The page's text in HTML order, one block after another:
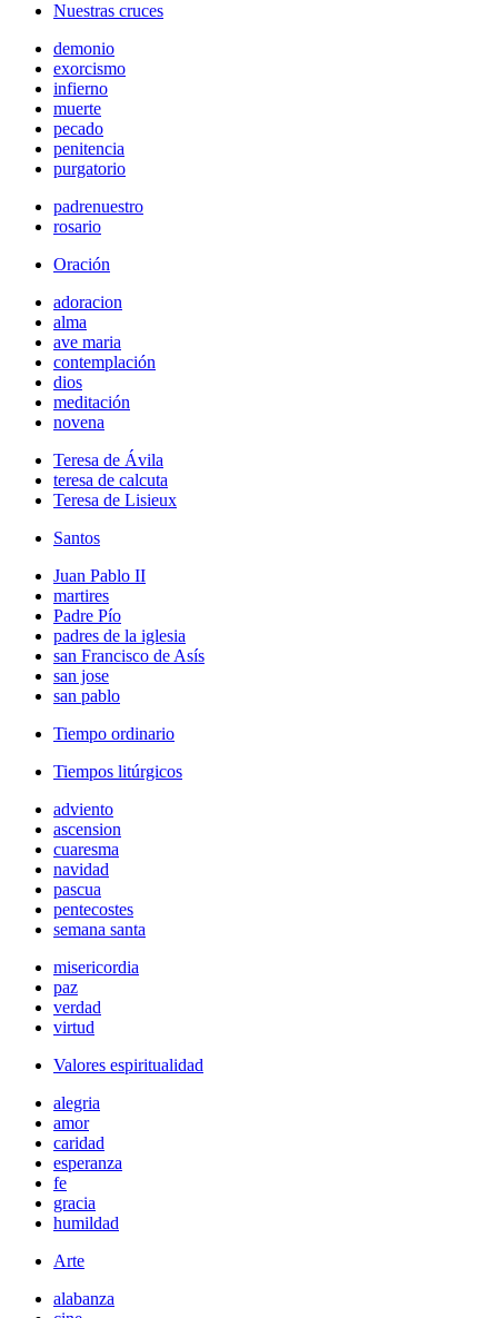
Nuestras cruces
demonio
exorcismo
infierno
muerte
pecado
penitencia
purgatorio
padrenuestro
rosario
Oración
adoracion
alma
ave maria
contemplación
dios
meditación
novena
Teresa de Ávila
teresa de calcuta
Teresa de Lisieux
Santos
Juan Pablo II
martires
Padre Pío
padres de la iglesia
san Francisco de Asís
san jose
san pablo
Tiempo ordinario
Tiempos litúrgicos
adviento
ascension
cuaresma
navidad
pascua
pentecostes
semana santa
misericordia
paz
verdad
virtud
Valores espiritualidad
alegria
amor
caridad
esperanza
fe
gracia
humildad
Arte
alabanza